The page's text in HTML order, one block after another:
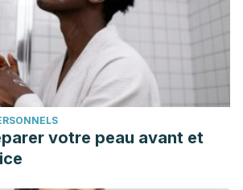
votre peau avant et